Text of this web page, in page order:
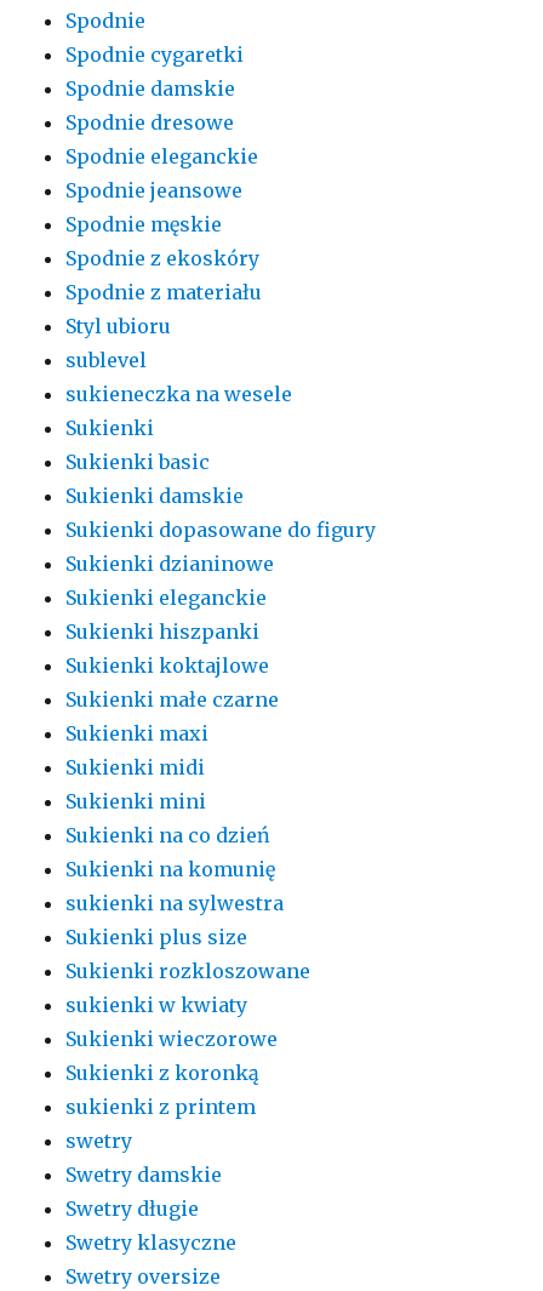
Spodnie
Spodnie cygaretki
Spodnie damskie
Spodnie dresowe
Spodnie eleganckie
Spodnie jeansowe
Spodnie męskie
Spodnie z ekoskóry
Spodnie z materiału
Styl ubioru
sublevel
sukieneczka na wesele
Sukienki
Sukienki basic
Sukienki damskie
Sukienki dopasowane do figury
Sukienki dzianinowe
Sukienki eleganckie
Sukienki hiszpanki
Sukienki koktajlowe
Sukienki małe czarne
Sukienki maxi
Sukienki midi
Sukienki mini
Sukienki na co dzień
Sukienki na komunię
sukienki na sylwestra
Sukienki plus size
Sukienki rozkloszowane
sukienki w kwiaty
Sukienki wieczorowe
Sukienki z koronką
sukienki z printem
swetry
Swetry damskie
Swetry długie
Swetry klasyczne
Swetry oversize